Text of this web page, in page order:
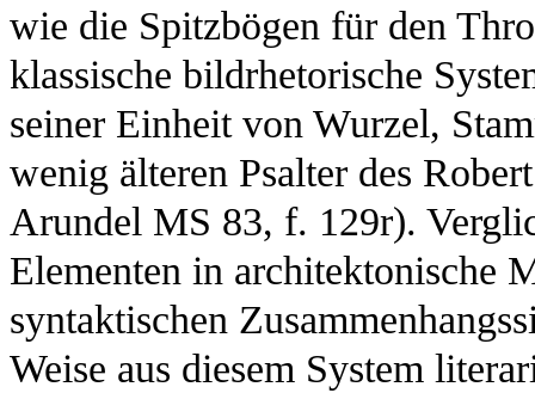
wie die Spitzbögen für den
klassische bildrhetorische
seiner Einheit von Wurzel,
wenig älteren Psalter des
Arundel MS 83, f. 129r).
Elementen in architektonische
syntaktischen
Weise aus diesem System